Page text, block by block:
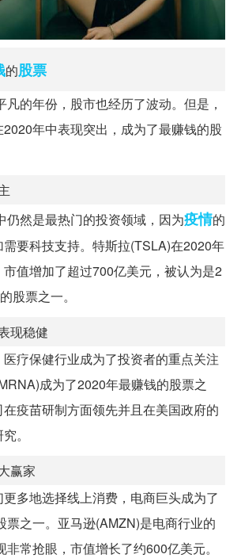
的股票
的年份，股市也经历了波动。但是，
年中表现突出，成为了最赚钱的股
仍然是最热门的投资领域，因为疫情的
要科技支持。特斯拉(TSLA)在2020年
值增加了超过700亿美元，被认为是2
股票之一。
现稳健
疗保健行业成为了投资者的重点关注
成为了2020年最赚钱的股票之
疫苗研制方面领先并且在美国政府的
。
赢家
多地选择线上消费，电商巨头成为了
票之一。亚马逊(AMZN)是电商行业的
常抢眼，市值增长了约600亿美元。